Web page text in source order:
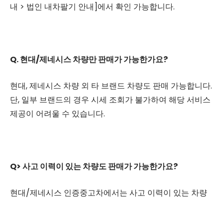
내 > 법인 내차팔기 안내]에서 확인 가능합니다.
Q. 현대/제네시스 차량만 판매가 가능한가요?
현대, 제네시스 차량 외 타 브랜드 차량도 판매 가능합니다.
단, 일부 브랜드의 경우 시세 조회가 불가하여 해당 서비스
제공이 어려울 수 있습니다.
Q> 사고 이력이 있는 차량도 판매가 가능한가요?
현대/제네시스 인증중고차에서는 사고 이력이 있는 차량